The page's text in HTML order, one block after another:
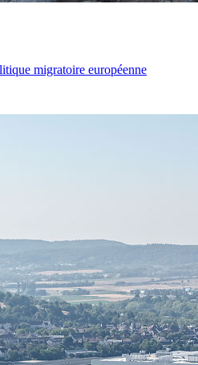
migratoire européenne